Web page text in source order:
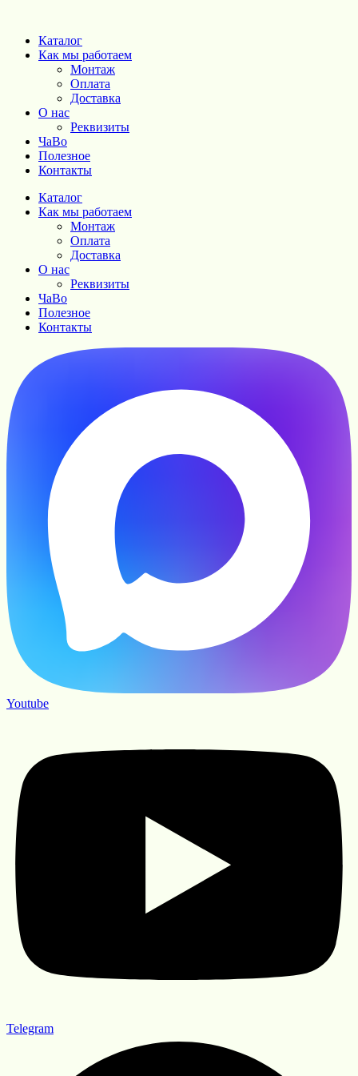
Каталог
Как мы работаем
Монтаж
Оплата
Доставка
О нас
Реквизиты
ЧаВо
Полезное
Контакты
Каталог
Как мы работаем
Монтаж
Оплата
Доставка
О нас
Реквизиты
ЧаВо
Полезное
Контакты
Youtube
Telegram